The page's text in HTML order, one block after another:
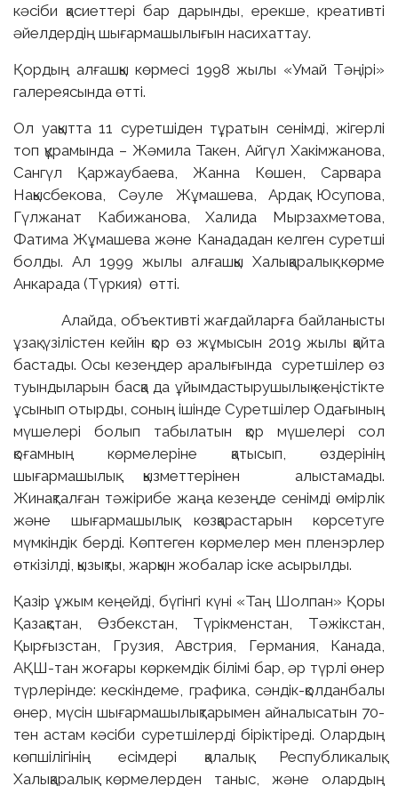
кәсіби қасиеттері бар дарынды, ерекше, креативті
әйелдердің шығармашылығын насихаттау.
Қордың алғашқы көрмесі 1998 жылы «Умай Тәңірі»
галереясында өтті.
Ол уақытта 11 суретшіден тұратын сенімді, жігерлі
топ құрамында – Жәмила Такен, Айгүл Хакімжанова,
Сангүл Қаржаубаева, Жанна Көшен, Сарвара
Нақысбекова, Сәуле Жұмашева, Ардақ Юсупова,
Гүлжанат Кабижанова, Халида Мырзахметова,
Фатима Жұмашева және Канададан келген суретші
болды. Ал 1999 жылы алғашқы Халықаралық көрме
Анкарада (Түркия) өтті.
Алайда, объективті жағдайларға байланысты
ұзақ үзілістен кейін қор өз жұмысын 2019 жылы қайта
бастады. Осы кезеңдер аралығында суретшілер өз
туындыларын басқа да ұйымдастырушылық кеңістікте
ұсынып отырды, соның ішінде Суретшілер Одағының
мүшелері болып табылатын қор мүшелері сол
қоғамның көрмелеріне қатысып, өздерінің
шығармашылық қызметтерінен алыстамады.
Жинақталған тәжірибе жаңа кезеңде сенімді өмірлік
және шығармашылық көзқарастарын көрсетуге
мүмкіндік берді. Көптеген көрмелер мен пленэрлер
өткізілді, қызықты, жарқын жобалар іске асырылды.
Қазір ұжым кеңейді, бүгінгі күні «Таң Шолпан» Қоры
Қазақстан, Өзбекстан, Түрікменстан, Тәжікстан,
Қырғызстан, Грузия, Австрия, Германия, Канада,
АҚШ-тан жоғары көркемдік білімі бар, әр түрлі өнер
түрлерінде: кескіндеме, графика, сәндік-қолданбалы
өнер, мүсін шығармашылықтарымен айналысатын 70-
тен астам кәсіби суретшілерді біріктіреді. Олардың
көпшілігінің есімдері қалалық, Республикалық,
Халықаралық көрмелерден таныс, және олардың